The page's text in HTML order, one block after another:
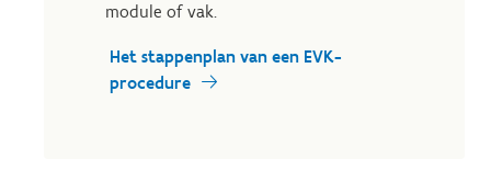
module of vak.
Het stappenplan van een EVK-
procedure